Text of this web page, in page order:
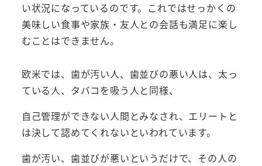
い状況になっているのです。これではせっかくの
美味しい食事や家族・友人との会話も満足に楽し
むことはできません。
欧米では、歯が汚い人、歯並びの悪い人は、太っ
ている人、タバコを吸う人と同様、
自己管理ができない人間とみなされ、エリートと
は決して認めてくれないといわれています。
歯が汚い、歯並びが悪いというだけで、その人の